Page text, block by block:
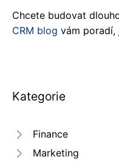
Chcete budovat
CRM blog vám poradí,
Kategorie
Finance
Marketing